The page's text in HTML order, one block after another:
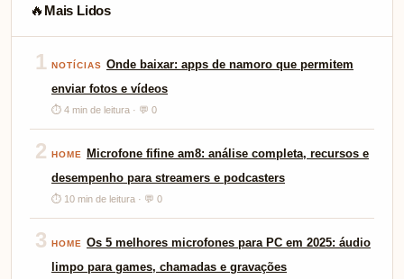
🔥 Mais Lidos
1 NOTÍCIAS Onde baixar: apps de namoro que permitem
enviar fotos e vídeos
⏱ 4 min de leitura · 💬 0
2 HOME
Microfone fifine am8: análise completa, recursos e
desempenho para streamers e podcasters
⏱ 10 min de leitura · 💬 0
3 HOME Os 5 melhores microfones para PC em 2025: áudio
limpo para games, chamadas e gravações